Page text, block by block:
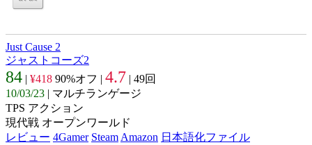
Just Cause 2
ジャストコーズ2
84 | ¥418 90%オフ | 4.7 | 49回
10/03/23 | マルチランゲージ
TPS アクション
現代戦 オープンワールド
レビュー 4Gamer Steam Amazon 日本語化ファイル